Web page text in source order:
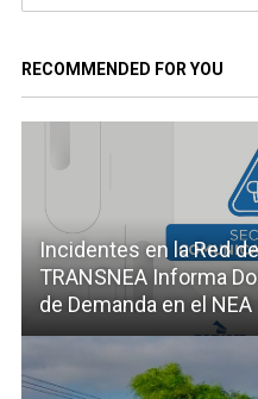
RECOMMENDED FOR YOU
Incidentes en la Red
TRANSNEA Informa
de Demanda en el NEA